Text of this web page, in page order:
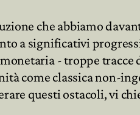
che abbiamo
a significativi
- troppe
come classica non-
questi ostacoli, vi